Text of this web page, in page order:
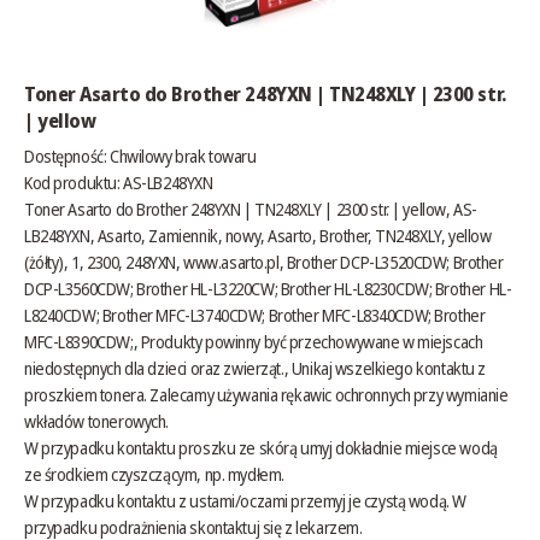
Toner Asarto do Brother 248YXN | TN248XLY | 2300 str.
| yellow
Dostępność:Chwilowy brak towaru
Kod produktu: AS-LB248YXN
Toner Asarto do Brother 248YXN | TN248XLY | 2300 str. | yellow, AS-
LB248YXN, Asarto, Zamiennik, nowy, Asarto, Brother, TN248XLY, yellow
(żółty), 1, 2300, 248YXN,www.asarto.pl, Brother DCP-L3520CDW; Brother
DCP-L3560CDW; Brother HL-L3220CW; Brother HL-L8230CDW; Brother HL-
L8240CDW; Brother MFC-L3740CDW; Brother MFC-L8340CDW; Brother
MFC-L8390CDW;, Produkty powinny być przechowywane w miejscach
niedostępnych dla dzieci oraz zwierząt., Unikaj wszelkiego kontaktu z
proszkiem tonera. Zalecamy używania rękawic ochronnych przy wymianie
wkładów tonerowych.
W przypadku kontaktu proszku ze skórą umyj dokładnie miejsce wodą
ze środkiem czyszczącym, np. mydłem.
W przypadku kontaktu z ustami/oczami przemyj je czystą wodą. W
przypadku podrażnienia skontaktuj się z lekarzem.